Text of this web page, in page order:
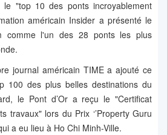
"top 10 des ponts incroyablement
américain Insider a présenté le
comme l'un des 28 ponts les plus
journal américain TIME a ajouté ce
100 des plus belles destinations du
le Pont d’Or a reçu le "Certificat
travaux" lors du Prix ‘’Property Guru
a eu lieu à Ho Chi Minh-Ville.